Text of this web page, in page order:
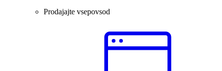
Prodajajte vsepovsod